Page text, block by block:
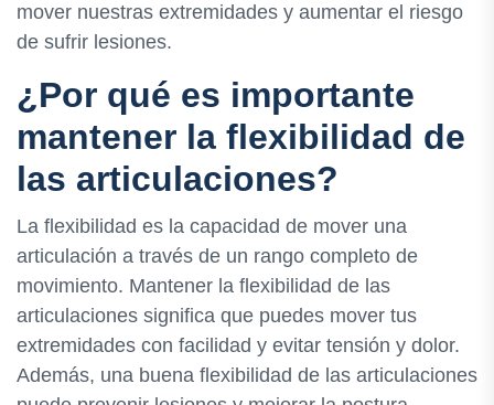
mover nuestras extremidades y aumentar el riesgo
de sufrir lesiones.
¿Por qué es importante
mantener la flexibilidad de
las articulaciones?
La flexibilidad es la capacidad de mover una
articulación a través de un rango completo de
movimiento. Mantener la flexibilidad de las
articulaciones significa que puedes mover tus
extremidades con facilidad y evitar tensión y dolor.
Además, una buena flexibilidad de las articulaciones